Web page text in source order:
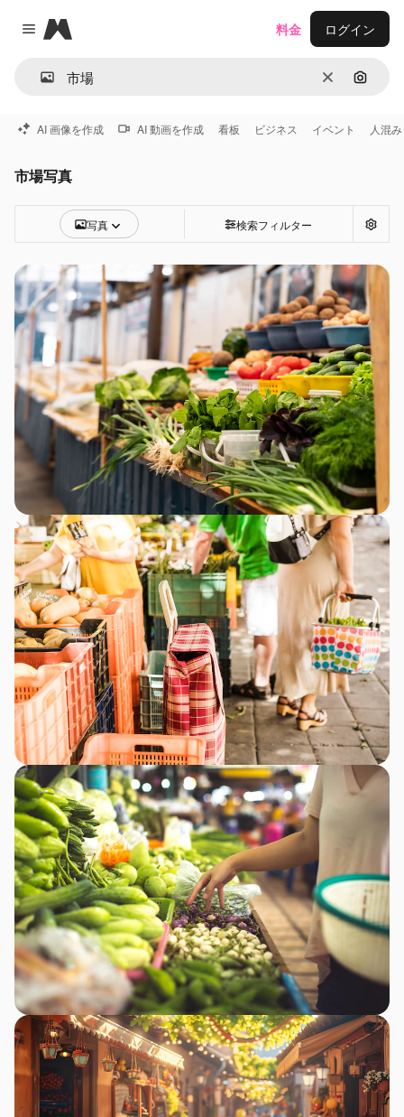
Close menu
Magnific
消去 画像で
料金 ログイン
AI 画像を作成 AI 動画を作成 看板 ビジネス イベント 人混み
市場写真
写真 検索フィルター